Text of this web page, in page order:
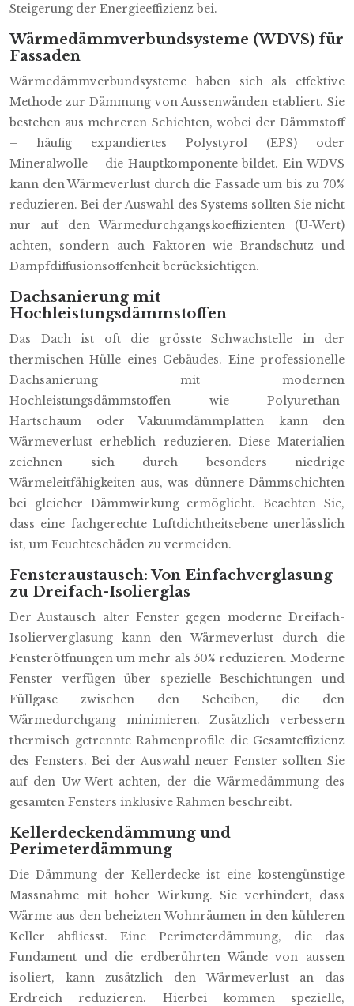
Steigerung der Energieeffizienz bei.
Wärmedämmverbundsysteme (WDVS) für
Fassaden
Wärmedämmverbundsysteme haben sich als effektive
Methode zur Dämmung von Aussenwänden etabliert. Sie
bestehen aus mehreren Schichten, wobei der Dämmstoff
– häufig expandiertes Polystyrol (EPS) oder
Mineralwolle – die Hauptkomponente bildet. Ein WDVS
kann den Wärmeverlust durch die Fassade um bis zu 70%
reduzieren. Bei der Auswahl des Systems sollten Sie nicht
nur auf den Wärmedurchgangskoeffizienten (U-Wert)
achten, sondern auch Faktoren wie Brandschutz und
Dampfdiffusionsoffenheit berücksichtigen.
Dachsanierung mit
Hochleistungsdämmstoffen
Das Dach ist oft die grösste Schwachstelle in der
thermischen Hülle eines Gebäudes. Eine professionelle
Dachsanierung mit modernen
Hochleistungsdämmstoffen wie Polyurethan-
Hartschaum oder Vakuumdämmplatten kann den
Wärmeverlust erheblich reduzieren. Diese Materialien
zeichnen sich durch besonders niedrige
Wärmeleitfähigkeiten aus, was dünnere Dämmschichten
bei gleicher Dämmwirkung ermöglicht. Beachten Sie,
dass eine fachgerechte Luftdichtheitsebene unerlässlich
ist, um Feuchteschäden zu vermeiden.
Fensteraustausch: Von Einfachverglasung
zu Dreifach-Isolierglas
Der Austausch alter Fenster gegen moderne Dreifach-
Isolierverglasung kann den Wärmeverlust durch die
Fensteröffnungen um mehr als 50% reduzieren. Moderne
Fenster verfügen über spezielle Beschichtungen und
Füllgase zwischen den Scheiben, die den
Wärmedurchgang minimieren. Zusätzlich verbessern
thermisch getrennte Rahmenprofile die Gesamteffizienz
des Fensters. Bei der Auswahl neuer Fenster sollten Sie
auf den Uw-Wert achten, der die Wärmedämmung des
gesamten Fensters inklusive Rahmen beschreibt.
Kellerdeckendämmung und
Perimeterdämmung
Die Dämmung der Kellerdecke ist eine kostengünstige
Massnahme mit hoher Wirkung. Sie verhindert, dass
Wärme aus den beheizten Wohnräumen in den kühleren
Keller abfliesst. Eine Perimeterdämmung, die das
Fundament und die erdberührten Wände von aussen
isoliert, kann zusätzlich den Wärmeverlust an das
Erdreich reduzieren. Hierbei kommen spezielle,